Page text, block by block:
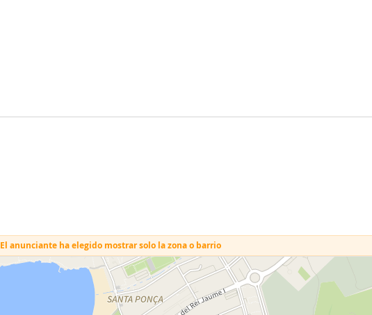
El anunciante ha elegido mostrar solo la zona o barrio